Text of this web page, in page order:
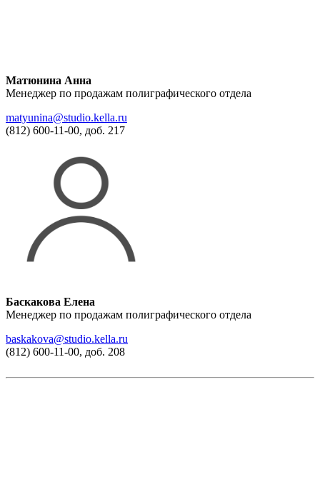
Матюнина Анна
Менеджер по продажам полиграфического отдела
matyunina@studio.kella.ru
(812) 600-11-00, доб. 217
Баскакова Елена
Менеджер по продажам полиграфического отдела
baskakova@studio.kella.ru
(812) 600-11-00, доб. 208